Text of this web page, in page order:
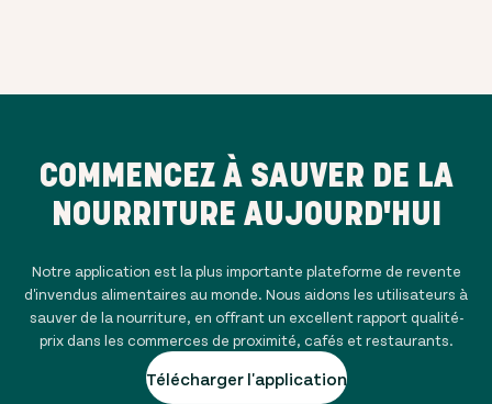
COMMENCEZ À SAUVER DE LA
NOURRITURE AUJOURD'HUI
Notre application est la plus importante plateforme de revente
d'invendus alimentaires au monde. Nous aidons les utilisateurs à
sauver de la nourriture, en offrant un excellent rapport qualité-
prix dans les commerces de proximité, cafés et restaurants.
Télécharger l'application